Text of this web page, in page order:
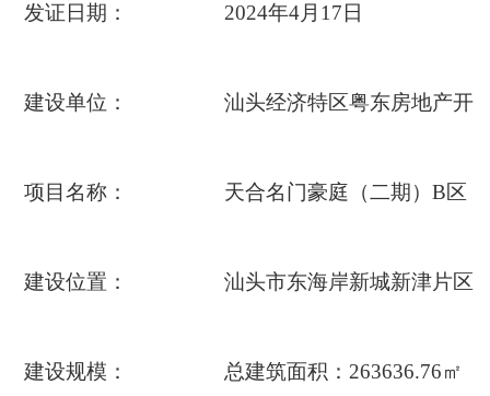
发证日期： 2024年4月17日
建设单位： 汕头经济特区粤东房地产开
项目名称： 天合名门豪庭（二期）B区
建设位置： 汕头市东海岸新城新津片区
建设规模： 总建筑面积：263636.76㎡